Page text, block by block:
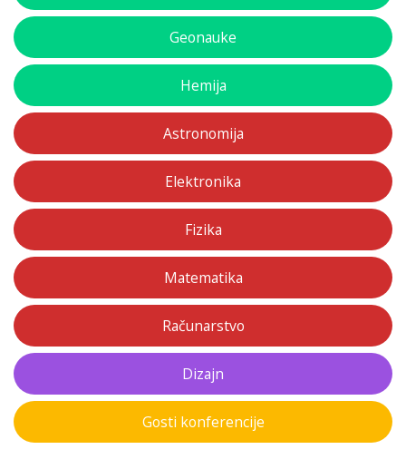
Geonauke
Hemija
Astronomija
Elektronika
Fizika
Matematika
Računarstvo
Dizajn
Gosti konferencije